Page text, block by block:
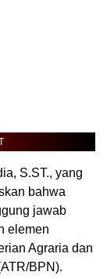
S.ST., yang
bahwa
jawab
elemen
Agraria dan
BPN).